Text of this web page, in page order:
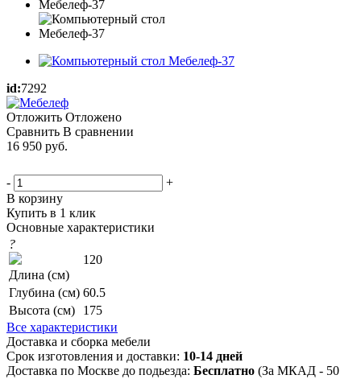
id:7292
Отложить Отложено
Сравнить В сравнении
16 950 руб.
-
+
В корзину
Купить в 1 клик
Основные характеристики
?
Длина (см)
120
Глубина (см) 60.5
Высота (см)
175
Все характеристики
Доставка и сборка мебели
Срок изготовления и доставки: 10-14 дней
Доставка по Москве до подьезда: Бесплатно (За МКАД - 50